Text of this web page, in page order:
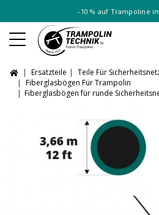
-10 % auf Trampoline
Ersatzteile
Teile Für
Fiberglasbögen Für Trampolin
Fiberglasbögen für runde